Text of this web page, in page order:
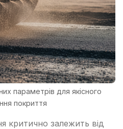
параметрів для якісного
покриття
критично залежить від